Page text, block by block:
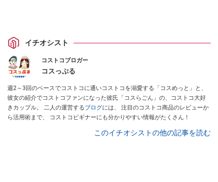
イチオシスト
コストコブロガー
コスっぷる
週2～3回のペースでコストコに通いコストコを溺愛する「コスめっと」と、
彼女の紹介でコストコファンになった彼氏「コスらごん」の、コストコ大好
きカップル。 二人の運営するブログには、 注目のコストコ商品のレビューか
ら活用術まで、 コストコビギナーにも分かりやすい情報がたくさん！
このイチオシストの他の記事を読む